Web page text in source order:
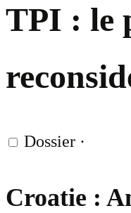
TPI : le
Dossier ·
Croatie :